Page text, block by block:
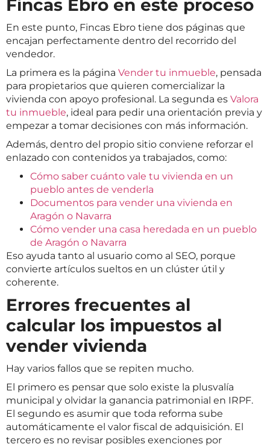
Fincas Ebro en este proceso
En este punto, Fincas Ebro tiene dos páginas que
encajan perfectamente dentro del recorrido del
vendedor.
La primera es la página Vender tu inmueble, pensada
para propietarios que quieren comercializar la
vivienda con apoyo profesional. La segunda es Valora
tu inmueble, ideal para pedir una orientación previa y
empezar a tomar decisiones con más información.
Además, dentro del propio sitio conviene reforzar el
enlazado con contenidos ya trabajados, como:
Cómo saber cuánto vale tu vivienda en un
pueblo antes de venderla
Documentos para vender una vivienda en
Aragón o Navarra
Cómo vender una casa heredada en un pueblo
de Aragón o Navarra
Eso ayuda tanto al usuario como al SEO, porque
convierte artículos sueltos en un clúster útil y
coherente.
Errores frecuentes al
calcular los impuestos al
vender vivienda
Hay varios fallos que se repiten mucho.
El primero es pensar que solo existe la plusvalía
municipal y olvidar la ganancia patrimonial en IRPF.
El segundo es asumir que toda reforma sube
automáticamente el valor fiscal de adquisición. El
tercero es no revisar posibles exenciones por